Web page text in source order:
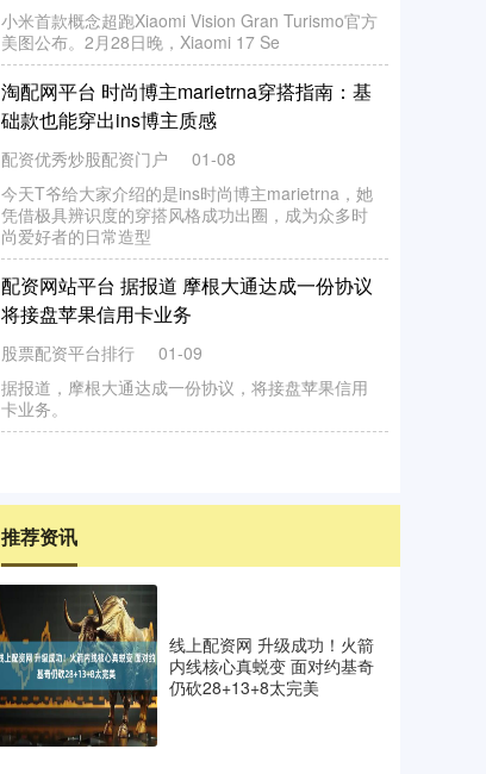
小米首款概念超跑Xiaomi Vision Gran Turismo官方
美图公布。2月28日晚，Xiaomi 17 Se
淘配网平台 时尚博主marietrna穿搭指南：基
础款也能穿出ins博主质感
配资优秀炒股配资门户 01-08
今天T爷给大家介绍的是ins时尚博主marietrna，她
凭借极具辨识度的穿搭风格成功出圈，成为众多时
尚爱好者的日常造型
配资网站平台 据报道 摩根大通达成一份协议
将接盘苹果信用卡业务
股票配资平台排行 01-09
据报道，摩根大通达成一份协议，将接盘苹果信用
卡业务。
推荐资讯
线上配资网 升级成功！火箭
内线核心真蜕变 面对约基奇
仍砍28+13+8太完美